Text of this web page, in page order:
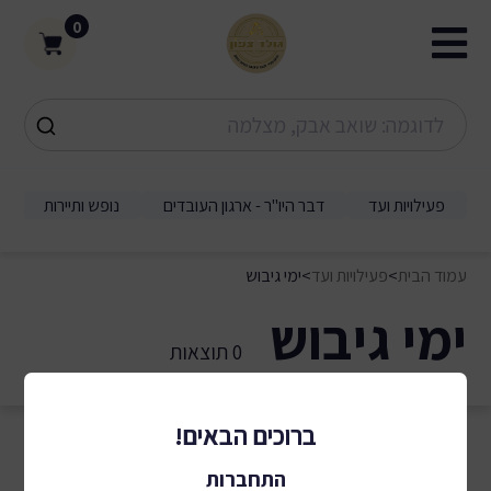
0
נופש ותיירות פעילויות ועד דבר היו"ר - ארגון העובדים
ברוכים הבאים!
התחברות
עמוד הבית>פעילויות ועד>ימי גיבוש
ימי גיבוש 0 תוצאות